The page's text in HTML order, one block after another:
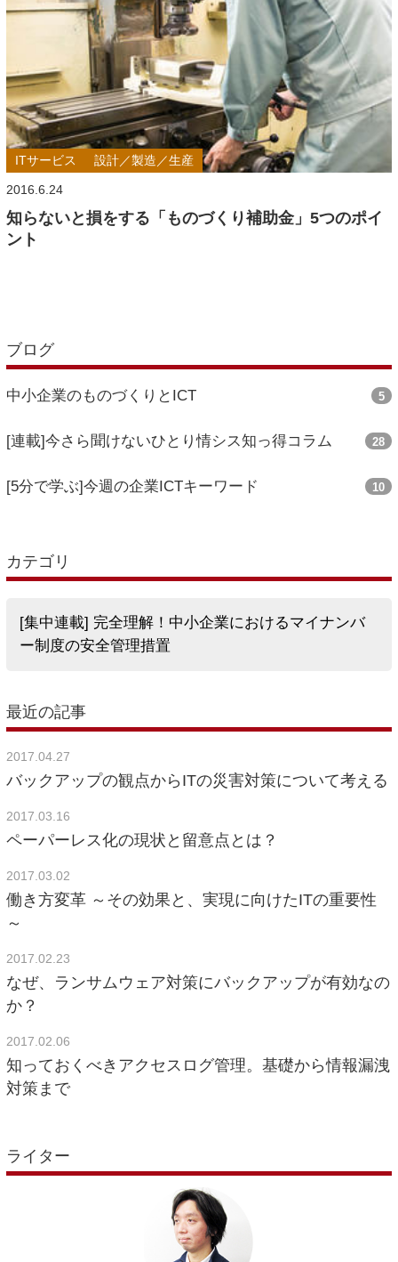
ITサービス 設計／製造／生産
2016.6.24
知らないと損をする「ものづくり補助金」5つのポイ
ント
ブログ
中小企業のものづくりとICT 5
[連載]今さら聞けないひとり情シス知っ得コラム 28
[5分で学ぶ]今週の企業ICTキーワード 10
カテゴリ
[集中連載] 完全理解！中小企業におけるマイナンバ
ー制度の安全管理措置
最近の記事
2017.04.27
バックアップの観点からITの災害対策について考える
2017.03.16
ペーパーレス化の現状と留意点とは？
2017.03.02
働き方変革 ～その効果と、実現に向けたITの重要性
～
2017.02.23
なぜ、ランサムウェア対策にバックアップが有効なの
か？
2017.02.06
知っておくべきアクセスログ管理。基礎から情報漏洩
対策まで
ライター